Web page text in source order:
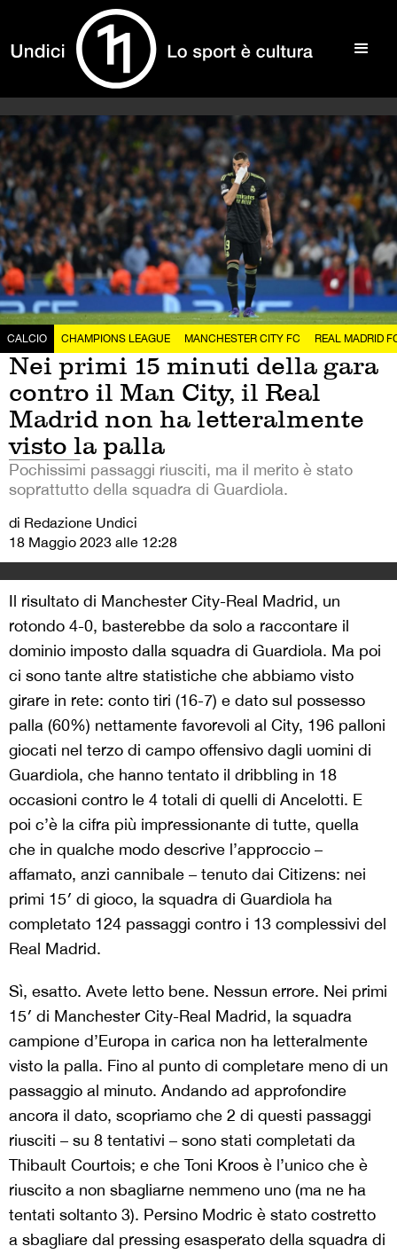
CALCIO CHAMPIONS LEAGUE MANCHESTER CITY FC REAL MADRID
Nei primi 15 minuti della gara
contro il Man City, il Real
Madrid non ha letteralmente
visto la palla
Pochissimi passaggi riusciti, ma il merito è stato
soprattutto della squadra di Guardiola.
di Redazione Undici
18 Maggio 2023 alle 12:28
Il risultato di Manchester City-Real Madrid, un
rotondo 4-0, basterebbe da solo a raccontare il
dominio imposto dalla squadra di Guardiola. Ma poi
ci sono tante altre statistiche che abbiamo visto
girare in rete: conto tiri (16-7) e dato sul possesso
palla (60%) nettamente favorevoli al City, 196 palloni
giocati nel terzo di campo offensivo dagli uomini di
Guardiola, che hanno tentato il dribbling in 18
occasioni contro le 4 totali di quelli di Ancelotti. E
poi c’è la cifra più impressionante di tutte, quella
che in qualche modo descrive l’approccio –
affamato, anzi cannibale – tenuto dai Citizens: nei
primi 15′ di gioco, la squadra di Guardiola ha
completato 124 passaggi contro i 13 complessivi del
Real Madrid.
Sì, esatto. Avete letto bene. Nessun errore. Nei primi
15′ di Manchester City-Real Madrid, la squadra
campione d’Europa in carica non ha letteralmente
visto la palla. Fino al punto di completare meno di un
passaggio al minuto. Andando ad approfondire
ancora il dato, scopriamo che 2 di questi passaggi
riusciti – su 8 tentativi – sono stati completati da
Thibault Courtois; e che Toni Kroos è l’unico che è
riuscito a non sbagliarne nemmeno uno (ma ne ha
tentati soltanto 3). Persino Modric è stato costretto
a sbagliare dal pressing esasperato della squadra di